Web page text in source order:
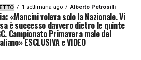
1 settimana ago Alberto Petrosilli
«Mancini voleva solo la Nazionale. Vi
è successo davvero dietro le quinte
Campionato Primavera male del
ESCLUSIVA e VIDEO